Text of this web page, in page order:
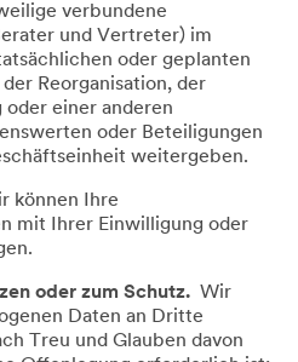
verbundene
und Vertreter) im
oder geplanten
Reorganisation, der
einer anderen
oder Beteiligungen
weitergeben.
können Ihre
mit Ihrer Einwilligung oder
oder zum Schutz. Wir
Daten an Dritte
Treu und Glauben davon